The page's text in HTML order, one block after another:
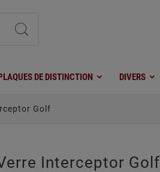
PLAQUES DE DISTINCTION DIVERS
Golf
Interceptor Golf